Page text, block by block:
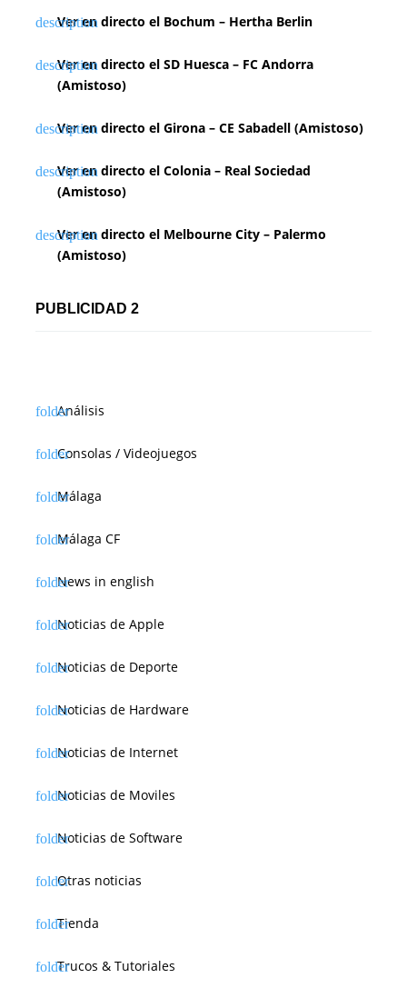
Ver en directo el Bochum – Hertha Berlin
Ver en directo el SD Huesca – FC Andorra
(Amistoso)
Ver en directo el Girona – CE Sabadell (Amistoso)
Ver en directo el Colonia – Real Sociedad
(Amistoso)
Ver en directo el Melbourne City – Palermo
(Amistoso)
PUBLICIDAD 2
Análisis
Consolas / Videojuegos
Málaga
Málaga CF
News in english
Noticias de Apple
Noticias de Deporte
Noticias de Hardware
Noticias de Internet
Noticias de Moviles
Noticias de Software
Otras noticias
Tienda
Trucos & Tutoriales